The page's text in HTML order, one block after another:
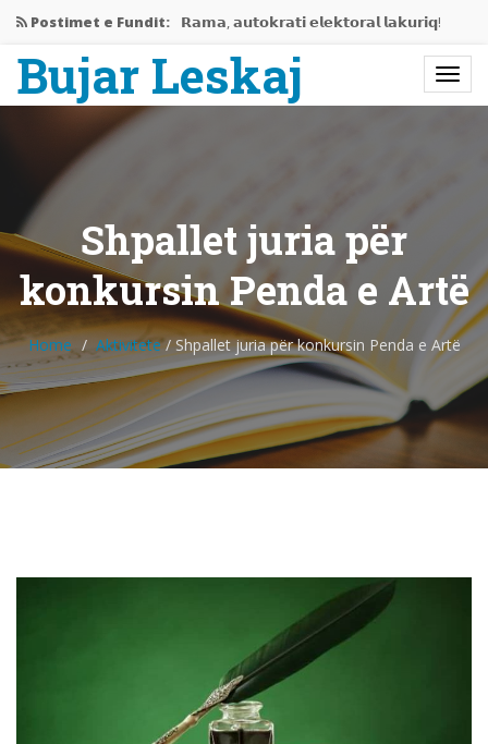
Postimet e Fundit: 𝗥𝗮𝗺𝗮, 𝗮𝘂𝘁𝗼𝗸𝗿𝗮𝘁𝗶 𝗲𝗹𝗲𝗸𝘁𝗼𝗿𝗮𝗹 𝗹𝗮𝗸𝘂𝗿𝗶𝗾!
Jemi në mes të krizës…
Rama gati të përjashtojë Shqipërinë…
Bashkëbisedim me Bujar Leskaj
Bujar Leskaj
Shpallet juria për
konkursin Penda e Artë
Home Aktivitete /Shpallet juria për konkursin Penda e Artë